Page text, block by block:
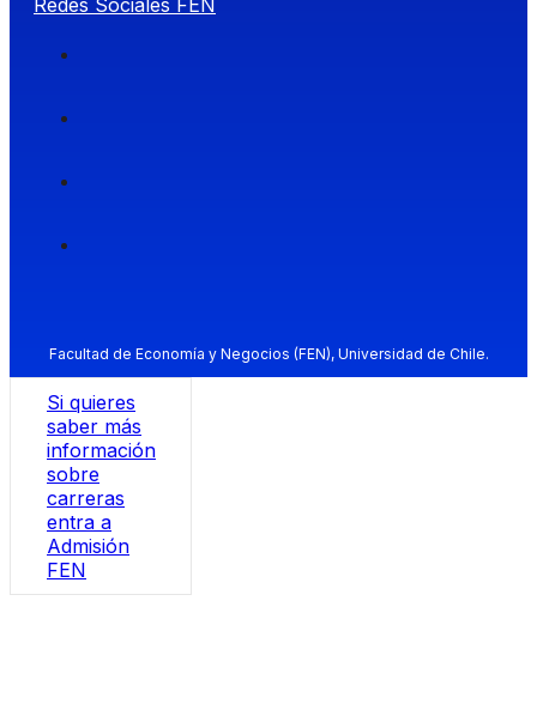
Facultad de Economía y Negocios (FEN), Universidad de Chile.
Si quieres
saber más
información
sobre
carreras
entra a
Admisión
FEN